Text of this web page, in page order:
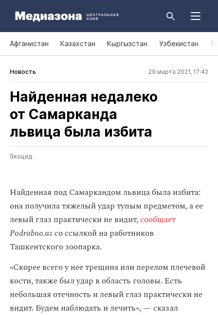
Афганистан Казахстан Кыргызстан Узбекистан
Новость 29 марта 2021, 17:42
Найденная недалеко
от Самарканда
львица была избита
Экоцид
Найденная под Самаркандом львица была избита:
она получила тяжелый удар тупым предметом, а ее
левый глаз практически не видит,сообщает
Podrobno.uzсо ссылкой на работников
Ташкентского зоопарка.
«Скорее всего у нее трещина или перелом плечевой
кости, также был удар в область головы. Есть
небольшая отечность и левый глаз практически не
видит. Будем наблюдать и лечить», — сказал